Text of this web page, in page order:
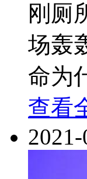
刚厕
场轰
命为
查看